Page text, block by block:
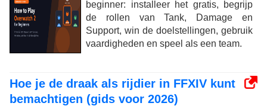
beginner: installeer het gratis, begrijp
de rollen van Tank, Damage en
Support, win de doelstellingen, gebruik
vaardigheden en speel als een team.
Hoe je de draak als rijdier in FFXIV kunt
bemachtigen (gids voor 2026)